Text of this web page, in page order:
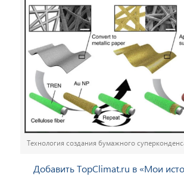
Технология создания бумажного
Добавить TopClimat.ru в «Мои